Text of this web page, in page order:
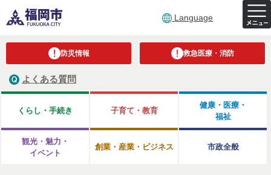
Language
防災情報 救急医療・消防
よくある質問
くらし・手続き 子育て・教育
健康・医療・
福祉
観光・魅力・
イベント
創業・産業・ビジネス 市政全般